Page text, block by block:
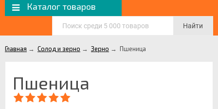
Каталог товаров
Найти
Главная → Солод и зерно → Зерно → Пшеница
Пшеница